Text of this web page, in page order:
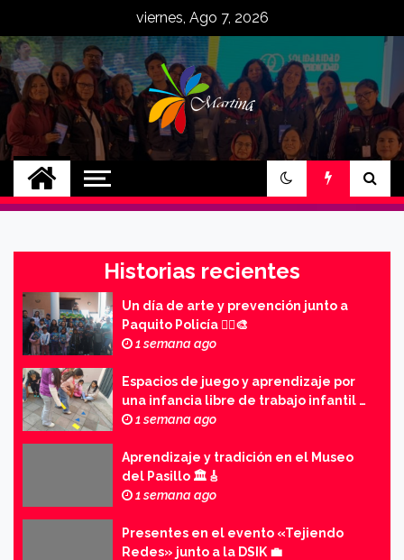
content
viernes, Ago 7, 2026
MartinaCE
Martina Construyendo Esperanza
Historias recientes
Un día de arte y prevención junto a
Paquito Policía 👮‍♂️🎨
1 semana ago
Espacios de juego y aprendizaje por
una infancia libre de trabajo infantil 👧
🧑‍🦱✨
1 semana ago
Aprendizaje y tradición en el Museo
del Pasillo 🏛️🎸
1 semana ago
Presentes en el evento «Tejiendo
Redes» junto a la DSIK 💼